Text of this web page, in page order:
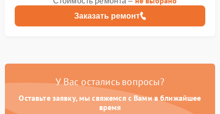
Заказать ремонт
У Вас остались вопросы?
Оставьте заявку, мы свяжемся с Вами в ближайшее
время